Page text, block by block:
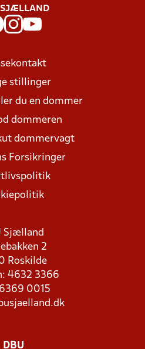
SJÆLLAND
stillinger
du en dommer
dommeren
dommervagt
Forsikringer
Sjælland
2
Roskilde
4632 3366
0015
DBU